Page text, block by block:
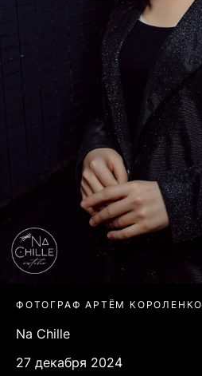
ФОТОГРАФ АРТЁМ КОРОЛЕНКО
Na Chille
27 декабря 2024